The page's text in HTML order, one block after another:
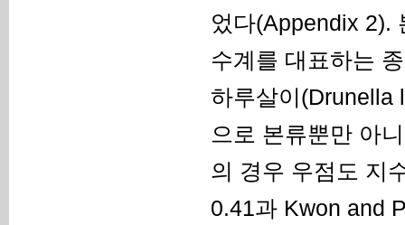
었다(Appendix 2).
수계를 대표하는
하루살이(Drunella
으로 본류뿐만 아
의 경우 우점도 지
0.41과 Kwon and